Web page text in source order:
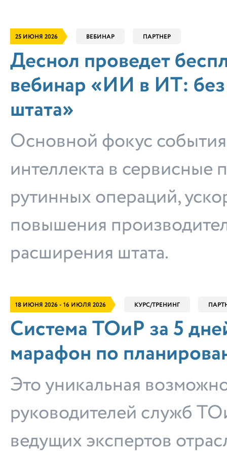
25 ИЮНЯ 2026 ВЕБИНАР ПАРТНЕР
Деснол проведет
вебинар «ИИ в ИТ:
штата»
Основной фокус
интеллекта в
рутинных операций,
повышения
расширения штата.
18 ИЮНЯ 2026 - 16 ИЮЛЯ 2026 КУРС/ТРЕНИНГ
Система ТОиР за 5
марафон по
Это уникальная
руководителей служб
ведущих экспертов